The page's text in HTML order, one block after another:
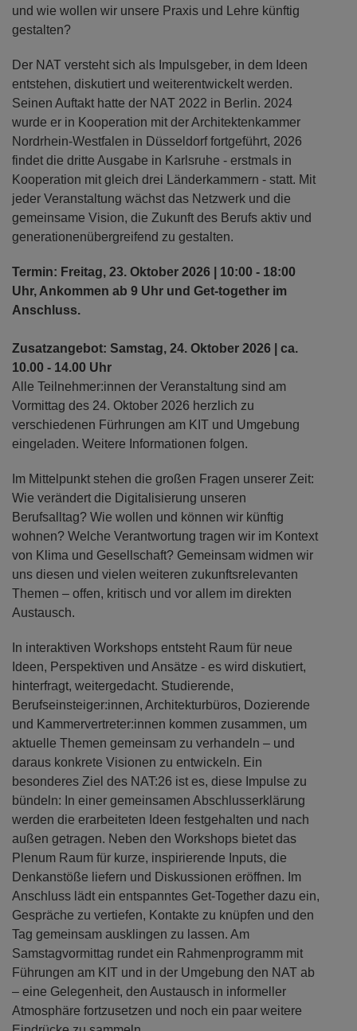
und wie wollen wir unsere Praxis und Lehre künftig
gestalten?
Der NAT versteht sich als Impulsgeber, in dem Ideen
entstehen, diskutiert und weiterentwickelt werden.
Seinen Auftakt hatte der NAT 2022 in Berlin. 2024
wurde er in Kooperation mit der Architektenkammer
Nordrhein-Westfalen in Düsseldorf fortgeführt, 2026
findet die dritte Ausgabe in Karlsruhe - erstmals in
Kooperation mit gleich drei Länderkammern - statt. Mit
jeder Veranstaltung wächst das Netzwerk und die
gemeinsame Vision, die Zukunft des Berufs aktiv und
generationenübergreifend zu gestalten.
Termin: Freitag, 23. Oktober 2026 | 10:00 - 18:00
Uhr, Ankommen ab 9 Uhr und Get-together im
Anschluss.
Zusatzangebot: Samstag, 24. Oktober 2026 | ca.
10.00 - 14.00 Uhr
Alle Teilnehmer:innen der Veranstaltung sind am
Vormittag des 24. Oktober 2026 herzlich zu
verschiedenen Fürhrungen am KIT und Umgebung
eingeladen. Weitere Informationen folgen.
Im Mittelpunkt stehen die großen Fragen unserer Zeit:
Wie verändert die Digitalisierung unseren
Berufsalltag? Wie wollen und können wir künftig
wohnen? Welche Verantwortung tragen wir im Kontext
von Klima und Gesellschaft? Gemeinsam widmen wir
uns diesen und vielen weiteren zukunftsrelevanten
Themen – offen, kritisch und vor allem im direkten
Austausch.
In interaktiven Workshops entsteht Raum für neue
Ideen, Perspektiven und Ansätze - es wird diskutiert,
hinterfragt, weitergedacht. Studierende,
Berufseinsteiger:innen, Architekturbüros, Dozierende
und Kammervertreter:innen kommen zusammen, um
aktuelle Themen gemeinsam zu verhandeln – und
daraus konkrete Visionen zu entwickeln. Ein
besonderes Ziel des NAT:26 ist es, diese Impulse zu
bündeln: In einer gemeinsamen Abschlusserklärung
werden die erarbeiteten Ideen festgehalten und nach
außen getragen. Neben den Workshops bietet das
Plenum Raum für kurze, inspirierende Inputs, die
Denkanstöße liefern und Diskussionen eröffnen. Im
Anschluss lädt ein entspanntes Get-Together dazu ein,
Gespräche zu vertiefen, Kontakte zu knüpfen und den
Tag gemeinsam ausklingen zu lassen. Am
Samstagvormittag rundet ein Rahmenprogramm mit
Führungen am KIT und in der Umgebung den NAT ab
– eine Gelegenheit, den Austausch in informeller
Atmosphäre fortzusetzen und noch ein paar weitere